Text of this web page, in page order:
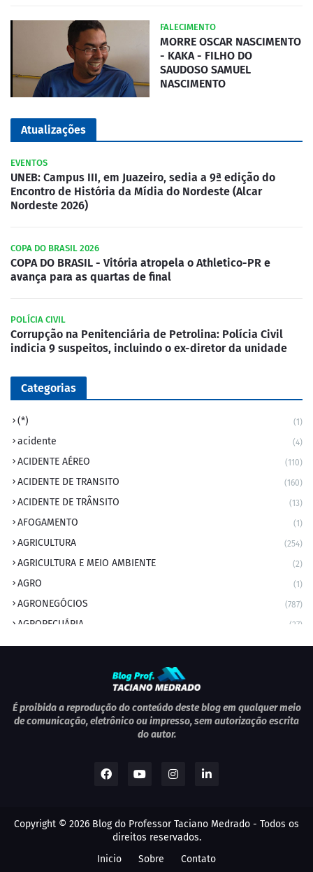
FALECIMENTO
MORRE OSCAR NASCIMENTO
- KAKA - FILHO DO
SAUDOSO SAMUEL
NASCIMENTO
Atualizações
EVENTOS
UNEB: Campus III, em Juazeiro, sedia a 9ª edição do
Encontro de História da Mídia do Nordeste (Alcar
Nordeste 2026)
COPA DO BRASIL 2026
COPA DO BRASIL - Vitória atropela o Athletico-PR e
avança para as quartas de final
POLÍCIA CIVIL
Corrupção na Penitenciária de Petrolina: Polícia Civil
indicia 9 suspeitos, incluindo o ex-diretor da unidade
Categorias
(*) (1)
acidente (4)
ACIDENTE AÉREO (110)
ACIDENTE DE TRANSITO (160)
ACIDENTE DE TRÂNSITO (13)
AFOGAMENTO (1)
AGRICULTURA (254)
AGRICULTURA E MEIO AMBIENTE (2)
AGRO (1)
AGRONEGÓCIOS (787)
AGROPECUÁRIA (37)
AMBIENTE (9)
ANIVERSÁRIO DA CIDADE
ANIVERSÁRIOS (1)
APEXBRASIL (1)
AVIAÇÃO (1)
É proibida a reprodução do conteúdo deste blog em qualquer meio
de comunicação, eletrônico ou impresso, sem autorização escrita
do autor.
Copyright © 2026 Blog do Professor Taciano Medrado - Todos os
direitos reservados.
Inicio
Sobre Contato